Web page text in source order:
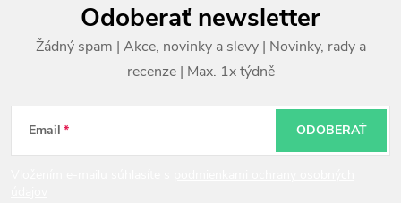
ä
Odoberať newsletter
Email ODOBERAŤ